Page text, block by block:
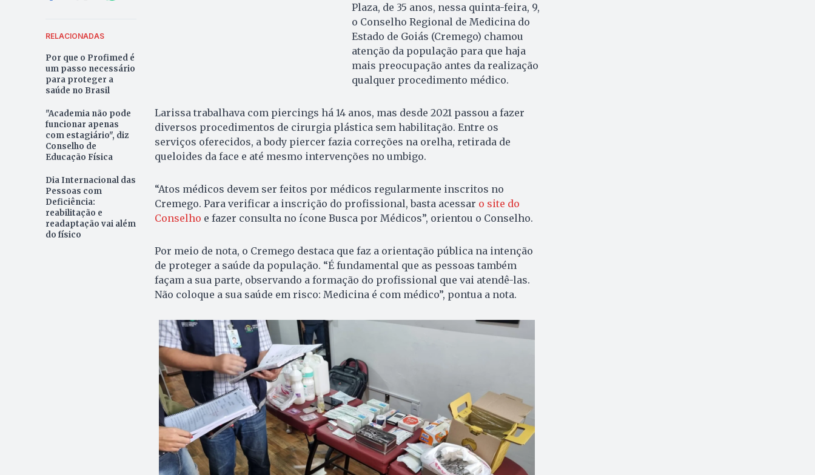
RELACIONADAS
Por que o Profimed é
um passo necessário
para proteger a
saúde no Brasil
"Academia não pode
funcionar apenas
com estagiário", diz
Conselho de
Educação Física
Dia Internacional das
Pessoas com
Deficiência:
reabilitação e
readaptação vai além
do físico
Plaza, de 35 anos, nessa quinta-feira, 9,
o Conselho Regional de Medicina do
Estado de Goiás (Cremego) chamou
atenção da população para que haja
mais preocupação antes da realização
qualquer procedimento médico.
Larissa trabalhava com piercings há 14 anos, mas desde 2021 passou a fazer
diversos procedimentos de cirurgia plástica sem habilitação. Entre os
serviços oferecidos, a body piercer fazia correções na orelha, retirada de
queloides da face e até mesmo intervenções no umbigo.
“Atos médicos devem ser feitos por médicos regularmente inscritos no
Cremego. Para verificar a inscrição do profissional, basta acessar o site do
Conselho e fazer consulta no ícone Busca por Médicos”, orientou o Conselho.
Por meio de nota, o Cremego destaca que faz a orientação pública na intenção
de proteger a saúde da população. “É fundamental que as pessoas também
façam a sua parte, observando a formação do profissional que vai atendê-las.
Não coloque a sua saúde em risco: Medicina é com médico”, pontua a nota.